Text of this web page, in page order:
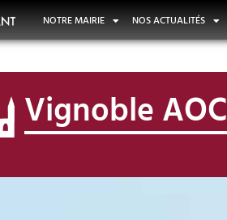
NOTRE MAIRIE NOS ACTUALITÉS
Vignoble AOC